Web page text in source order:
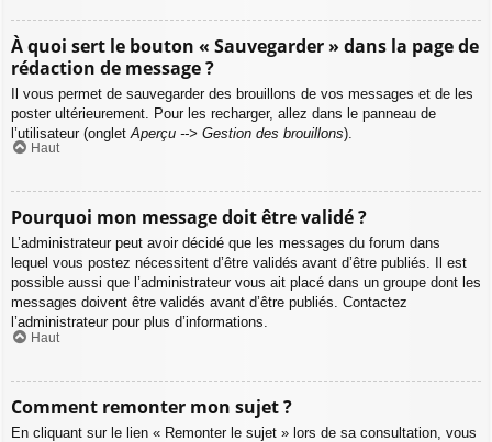
À quoi sert le bouton « Sauvegarder » dans la page de
rédaction de message ?
Il vous permet de sauvegarder des brouillons de vos messages et de les
poster ultérieurement. Pour les recharger, allez dans le panneau de
l’utilisateur (onglet Aperçu --> Gestion des brouillons).
Haut
Pourquoi mon message doit être validé ?
L’administrateur peut avoir décidé que les messages du forum dans
lequel vous postez nécessitent d’être validés avant d’être publiés. Il est
possible aussi que l’administrateur vous ait placé dans un groupe dont les
messages doivent être validés avant d’être publiés. Contactez
l’administrateur pour plus d’informations.
Haut
Comment remonter mon sujet ?
En cliquant sur le lien « Remonter le sujet » lors de sa consultation, vous